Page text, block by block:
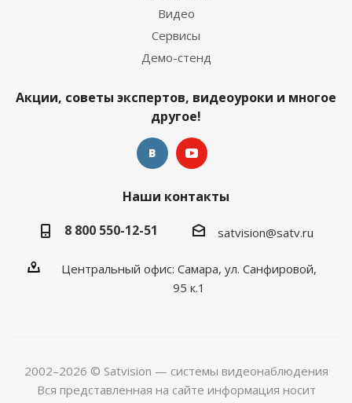
Видео
Сервисы
Демо-стенд
Акции, советы экспертов, видеоуроки и многое
другое!
Наши контакты
8 800 550-12-51
satvision@satv.ru
Центральный офис: Самара, ул. Санфировой,
95 к.1
2002–2026 © Satvision — системы видеонаблюдения
Вся представленная на сайте информация носит